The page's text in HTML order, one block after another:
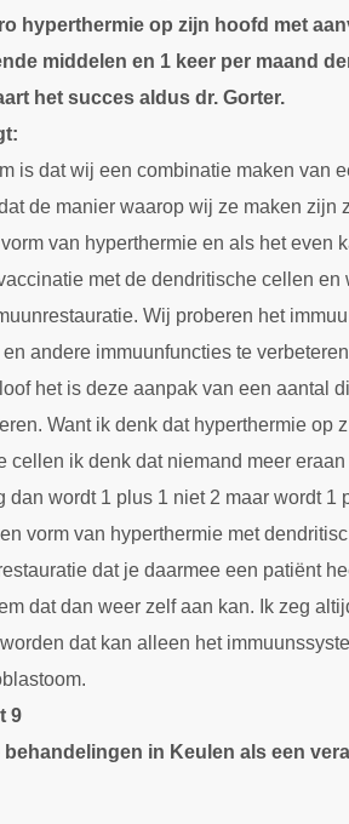
hyperthermie op zijn hoofd met
middelen en 1 keer per maand
het succes aldus dr. Gorter.
is dat wij een combinatie maken van
de manier waarop wij ze maken zijn
van hyperthermie en als het even
met de dendritische cellen
Wij proberen het
andere immuunfuncties te
het is deze aanpak van een aantal
Want ik denk dat hyperthermie op
cellen ik denk dat niemand meer
dan wordt 1 plus 1 niet 2 maar wordt 1
vorm van hyperthermie met
dat je daarmee een patiënt
dat dan weer zelf aan kan. Ik zeg
dat kan alleen het
9
behandelingen in Keulen als een